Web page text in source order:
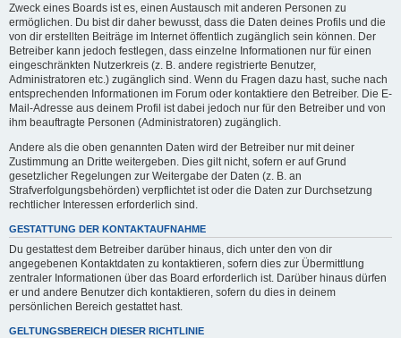
Zweck eines Boards ist es, einen Austausch mit anderen Personen zu
ermöglichen. Du bist dir daher bewusst, dass die Daten deines Profils und die
von dir erstellten Beiträge im Internet öffentlich zugänglich sein können. Der
Betreiber kann jedoch festlegen, dass einzelne Informationen nur für einen
eingeschränkten Nutzerkreis (z. B. andere registrierte Benutzer,
Administratoren etc.) zugänglich sind. Wenn du Fragen dazu hast, suche nach
entsprechenden Informationen im Forum oder kontaktiere den Betreiber. Die E-
Mail-Adresse aus deinem Profil ist dabei jedoch nur für den Betreiber und von
ihm beauftragte Personen (Administratoren) zugänglich.
Andere als die oben genannten Daten wird der Betreiber nur mit deiner
Zustimmung an Dritte weitergeben. Dies gilt nicht, sofern er auf Grund
gesetzlicher Regelungen zur Weitergabe der Daten (z. B. an
Strafverfolgungsbehörden) verpflichtet ist oder die Daten zur Durchsetzung
rechtlicher Interessen erforderlich sind.
GESTATTUNG DER KONTAKTAUFNAHME
Du gestattest dem Betreiber darüber hinaus, dich unter den von dir
angegebenen Kontaktdaten zu kontaktieren, sofern dies zur Übermittlung
zentraler Informationen über das Board erforderlich ist. Darüber hinaus dürfen
er und andere Benutzer dich kontaktieren, sofern du dies in deinem
persönlichen Bereich gestattet hast.
GELTUNGSBEREICH DIESER RICHTLINIE